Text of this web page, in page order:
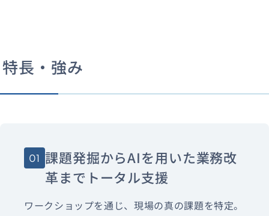
特長・強み
01 課題発掘からAIを用いた業務改
革までトータル支援
ワークショップを通じ、現場の真の課題を特定。